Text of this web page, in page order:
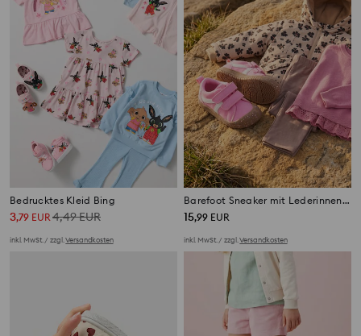
Bedrucktes Kleid Bing
3,79 EUR4,49EUR
inkl. MwSt. / zzgl.Versandkosten
Barefoot Sneaker mit Lederinnensohle
15,99 EUR
inkl. MwSt. / zzgl.Versandkosten